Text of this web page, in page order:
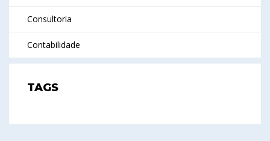
Consultoria
Contabilidade
TAGS